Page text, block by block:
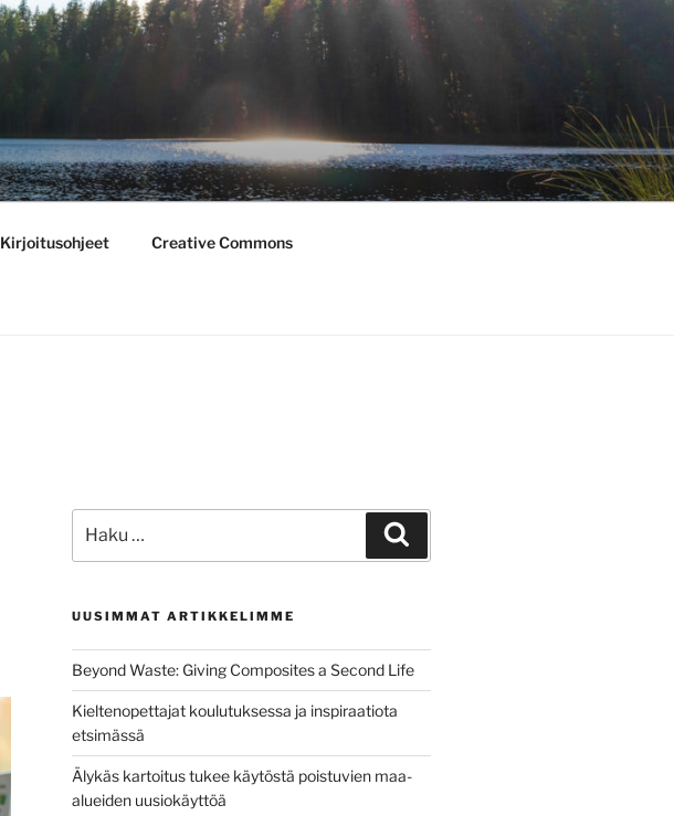
Kirjoitusohjeet Creative Commons
UUSIMMAT ARTIKKELIMME
Beyond Waste: Giving Composites a Second Life
Kieltenopettajat koulutuksessa ja inspiraatiota
etsimässä
Älykäs kartoitus tukee käytöstä poistuvien maa-
alueiden uusiokäyttöä